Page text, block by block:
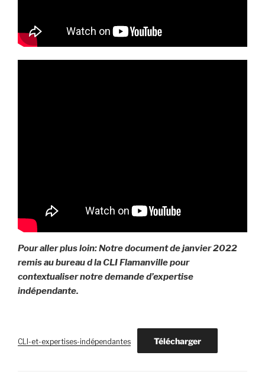
Pour aller plus loin: Notre document de janvier 2022
remis au bureau d la CLI Flamanville pour
contextualiser notre demande d’expertise
indépendante.
CLI-et-expertises-indépendantes Télécharger